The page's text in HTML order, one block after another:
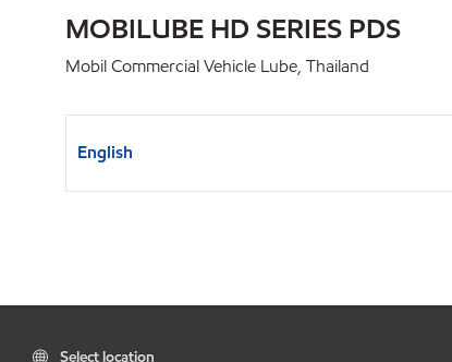
MOBILUBE HD SERIES PDS
Mobil Commercial Vehicle Lube, Thailand
English
Select location